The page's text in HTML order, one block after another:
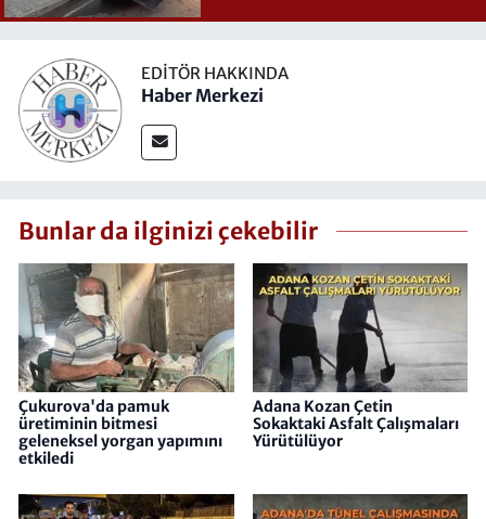
EDITÖR HAKKINDA
Haber Merkezi
Bunlar da ilginizi çekebilir
Çukurova'da pamuk
üretiminin bitmesi
geleneksel yorgan yapımını
etkiledi
Adana Kozan Çetin
Sokaktaki Asfalt Çalışmaları
Yürütülüyor